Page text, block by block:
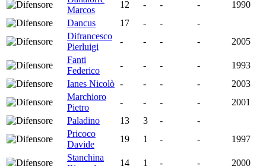
Marcos
12 - - -
1990
Dancus
17 - -
-
Difrancesco
Pierluigi
- - - -
2005
Fanti
Federico
- - - -
1993
Ianes Nicolò - - - -
2003
Marchioro
Pietro
- - - -
2001
Paladino
13 3 -
-
Pricoco
Davide
19 1 - -
1997
Stanchina
14 1 - - 2000